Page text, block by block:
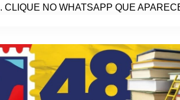
NO WHATSAPP QUE